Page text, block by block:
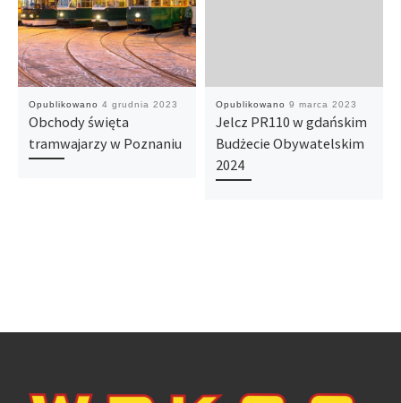
Opublikowano 4 grudnia 2023
Obchody święta
tramwajarzy w Poznaniu
Opublikowano 9 marca 2023
Jelcz PR110 w gdańskim
Budżecie Obywatelskim
2024